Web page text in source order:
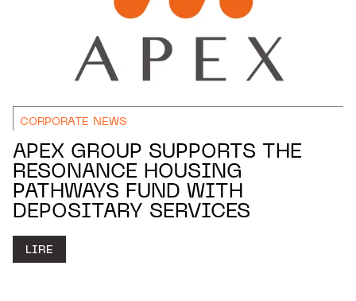
CORPORATE NEWS
APEX GROUP SUPPORTS THE
RESONANCE HOUSING
PATHWAYS FUND WITH
DEPOSITARY SERVICES
LIRE